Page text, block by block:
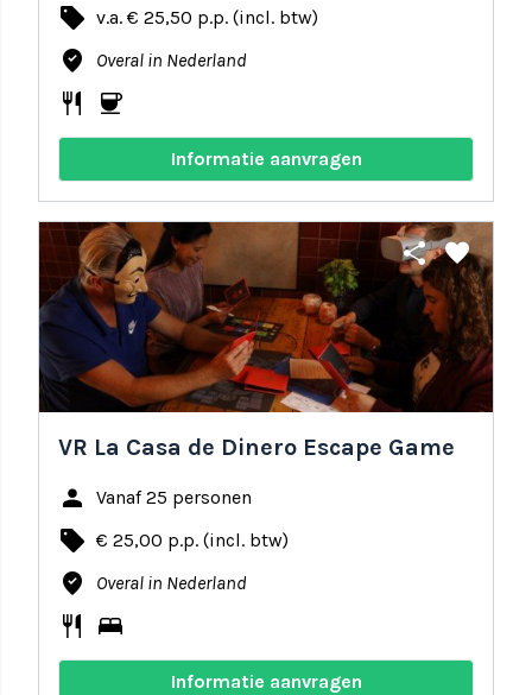
local_offer v.a. € 25,50 p.p. (incl. btw)
where_to_vote Overal in Nederland
restaurant coffee
Informatie aanvragen
share favorite
VR La Casa de Dinero Escape Game
person Vanaf 25 personen
local_offer € 25,00 p.p. (incl. btw)
where_to_vote Overal in Nederland
restaurant bed
Informatie aanvragen